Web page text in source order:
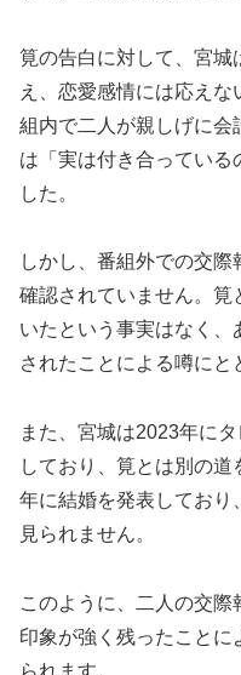
筧の告白に対して、宮城
え、恋愛感情には応え
組内で二人が親しげに会
は「実は付き合っている
した。
しかし、番組外での交
確認されていません。筧
いたという事実はなく、
されたことによる噂にと
また、宮城は2023年に
しており、筧とは別の
年に結婚を発表しており
見られません。
このように、二人の交
印象が強く残ったことに
られます。